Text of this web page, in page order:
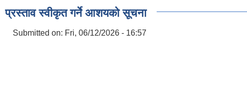
प्रस्ताव स्वीकृत गर्ने आशयको सूचना
Submitted on: Fri, 06/12/2026 - 16:57